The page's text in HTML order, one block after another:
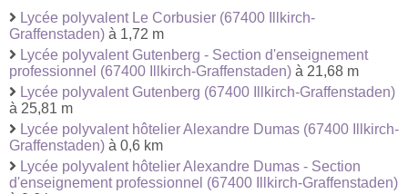
Lycée polyvalent Le Corbusier (67400 Illkirch-
Graffenstaden) à 1,72 m
Lycée polyvalent Gutenberg - Section d'enseignement
professionnel (67400 Illkirch-Graffenstaden) à 21,68 m
Lycée polyvalent Gutenberg (67400 Illkirch-Graffenstaden)
à 25,81 m
Lycée polyvalent hôtelier Alexandre Dumas (67400 Illkirch-
Graffenstaden) à 0,6 km
Lycée polyvalent hôtelier Alexandre Dumas - Section
d'enseignement professionnel (67400 Illkirch-Graffenstaden)